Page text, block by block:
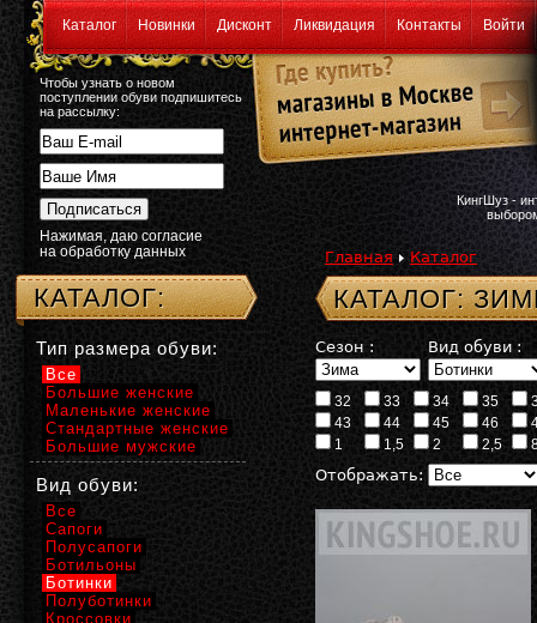
Каталог Новинки Дисконт Ликвидация Контакты Войти
Чтобы узнать о новом
поступлении обуви подпишитесь
на рассылку:
Нажимая, даю согласие
на обработку данных
КингШуз -
Главная Каталог
КАТАЛОГ:
Сезон : Вид обуви :
32 33 34 35
43
44 45 46
1
1,5 2 2,5
Отображать:
КАТАЛОГ:
Тип размера обуви:
Все
Большие женские
Маленькие женские
Стандартные женские
Большие мужские
Вид обуви:
Все
Сапоги
Полусапоги
Ботильоны
Ботинки
Полуботинки
Кроссовки